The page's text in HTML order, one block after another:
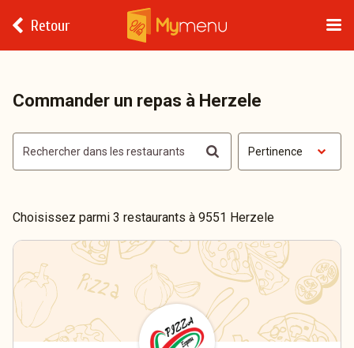
Retour
Commander un repas à Herzele
Pertinence
Choisissez parmi 3 restaurants à 9551 Herzele